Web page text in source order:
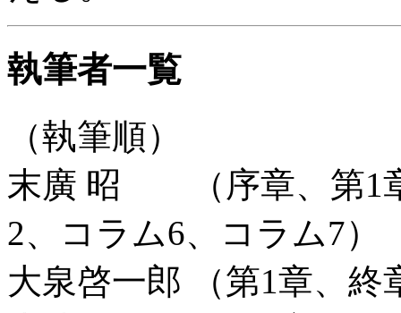
執筆者一覧
（執筆順）
末廣 昭 （序章、第1
2、コラム6、コラム7）
大泉啓一郎 （第1章、終